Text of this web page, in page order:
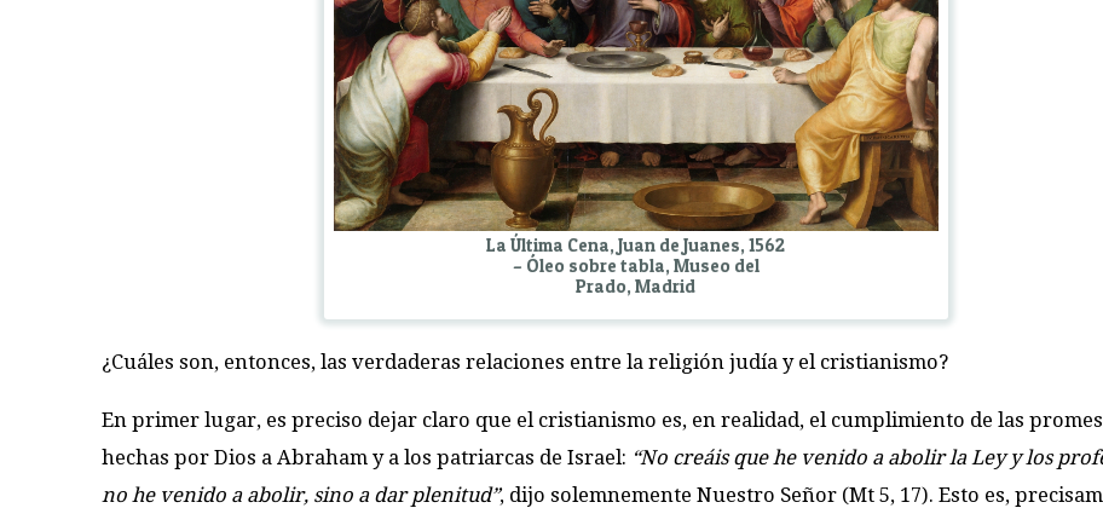
La Última Cena, Juan de Juanes, 1562
– Óleo sobre tabla, Museo del
Prado, Madrid
¿Cuáles son, entonces, las verdaderas relaciones entre la religión judía y el cristianismo?
En primer lugar, es preciso dejar claro que el cristianismo es, en realidad, el cumplimiento de las
hechas por Dios a Abraham y a los patriarcas de Israel: “No creáis que he venido a abolir la Ley y los
no he venido a abolir, sino a dar plenitud”, dijo solemnemente Nuestro Señor (Mt 5, 17). Esto es,